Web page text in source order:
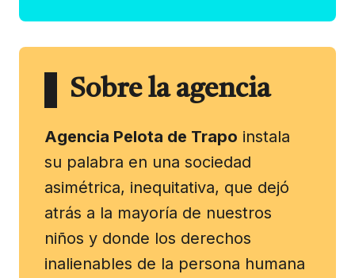
Sobre la agencia
Agencia Pelota de Trapo instala
su palabra en una sociedad
asimétrica, inequitativa, que dejó
atrás a la mayoría de nuestros
niños y donde los derechos
inalienables de la persona humana